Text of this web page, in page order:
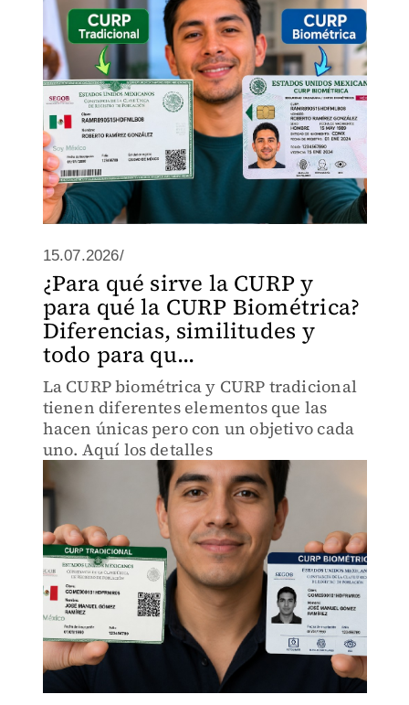
15.07.2026/
¿Para qué sirve la CURP y
para qué la CURP Biométrica?
Diferencias, similitudes y
todo para qu...
La CURP biométrica y CURP tradicional
tienen diferentes elementos que las
hacen únicas pero con un objetivo cada
uno. Aquí los detalles